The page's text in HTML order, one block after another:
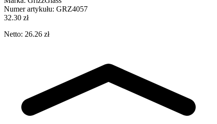
Numer artykułu: GRZ4057
32.30 zł
Netto: 26.26 zł